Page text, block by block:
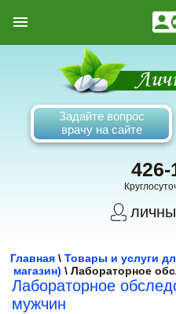
Задайте вопрос
врачу на сайте
426-
Главная \ Товары и услуги
магазин) \ Лабораторное
Лабораторное
мужчин